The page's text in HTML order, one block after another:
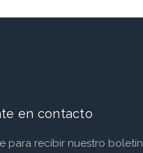
en contacto
para recibir nuestro boletín